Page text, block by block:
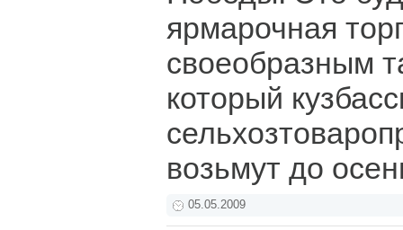
ярмарочная
своеобразным
который
возьмут до
05.05.2009